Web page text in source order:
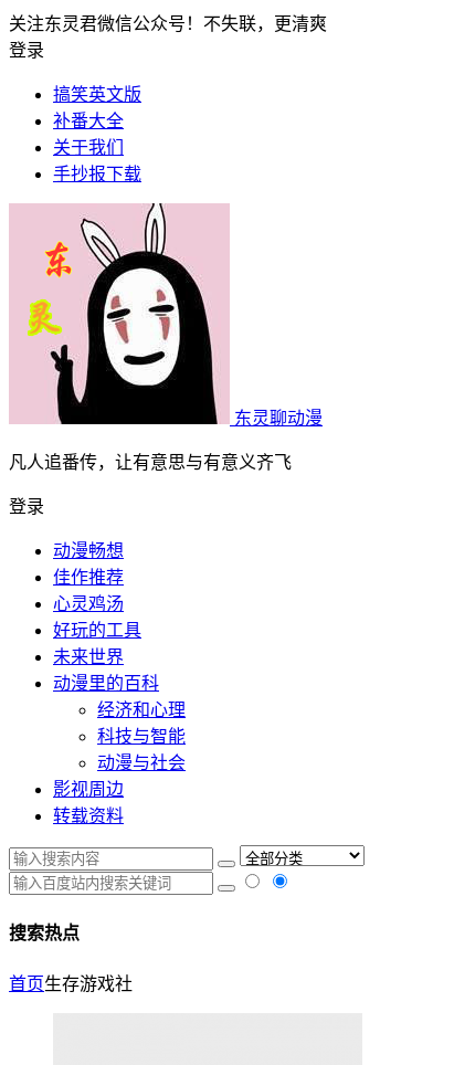
关注东灵君微信公众号！不失联，更清爽
登录
搞笑英文版
补番大全
关于我们
手抄报下载
东灵聊动漫
凡人追番传，让有意思与有意义齐飞
登录
动漫畅想
佳作推荐
心灵鸡汤
好玩的工具
未来世界
动漫里的百科
经济和心理
科技与智能
动漫与社会
影视周边
转载资料
搜索热点
首页生存游戏社